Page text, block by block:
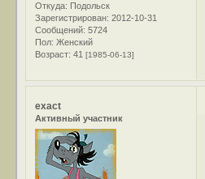
Откуда: Подольск
Зарегистрирован: 2012-10-31
Сообщений: 5724
Пол: Женский
Возраст: 41[1985-06-13]
exact
Активный участник